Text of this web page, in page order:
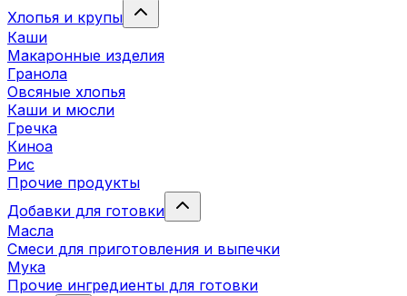
Хлопья и крупы
Каши
Макаронные изделия
Гранола
Овсяные хлопья
Каши и мюсли
Гречка
Киноа
Рис
Прочие продукты
Добавки для готовки
Масла
Смеси для приготовления и выпечки
Мука
Прочие ингредиенты для готовки